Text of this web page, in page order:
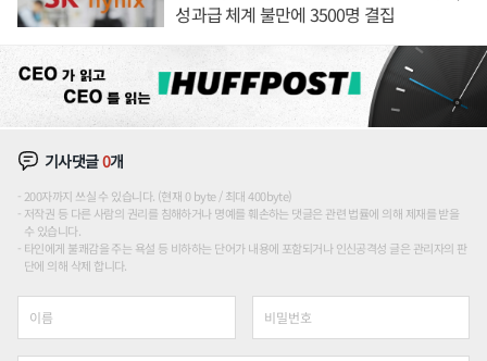
성과급 체계 불만에 3500명 결집
기사댓글0개
200자까지 쓰실 수 있습니다. (현재 0 byte / 최대 400byte)
저작권 등 다른 사람의 권리를 침해하거나 명예를 훼손하는 댓글은 관련 법률에 의해 제재를 받을
수 있습니다.
타인에게 불쾌감을 주는 욕설 등 비하하는 단어가 내용에 포함되거나 인신공격성 글은 관리자의 판
단에 의해 삭제 합니다.